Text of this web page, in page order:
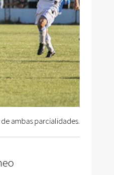
ambas parcialidades.